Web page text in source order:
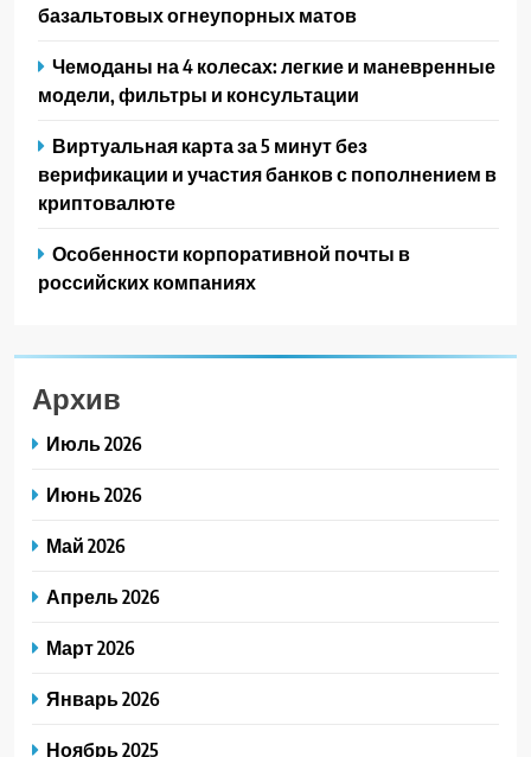
базальтовых огнеупорных матов
Чемоданы на 4 колесах: легкие и маневренные
модели, фильтры и консультации
Виртуальная карта за 5 минут без
верификации и участия банков с пополнением в
криптовалюте
Особенности корпоративной почты в
российских компаниях
Архив
Июль 2026
Июнь 2026
Май 2026
Апрель 2026
Март 2026
Январь 2026
Ноябрь 2025